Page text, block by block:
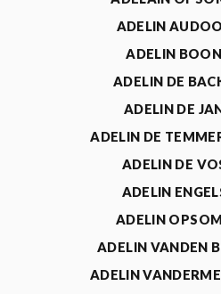
ADELIN
ADELIN
ADELIN DE
ADELIN DE
ADELIN DE
ADELIN DE
ADELIN
ADELIN
ADELIN VANDEN
ADELIN